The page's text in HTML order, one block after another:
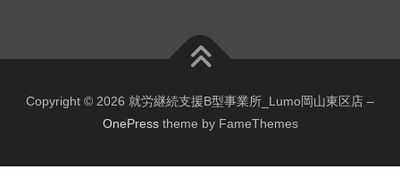
Copyright © 2026 就労継続支援B型事業所_Lumo岡山東区店 –
OnePresstheme by FameThemes